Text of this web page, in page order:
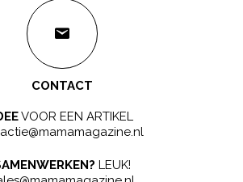
CONTACT
VOOR EEN ARTIKEL
LEUK!